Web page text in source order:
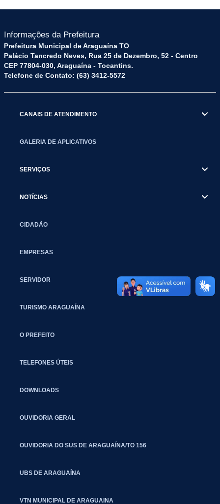
Informações da Prefeitura
Prefeitura Municipal de Araguaína TO
Palácio Tancredo Neves, Rua 25 de Dezembro, 52 - Centro
CEP 77804-030, Araguaína - Tocantins.
Telefone de Contato: (63) 3412-5572
CANAIS DE ATENDIMENTO
GALERIA DE APLICATIVOS
SERVIÇOS
NOTÍCIAS
CIDADÃO
EMPRESAS
SERVIDOR
TURISMO ARAGUAÍNA
O PREFEITO
TELEFONES ÚTEIS
DOWNLOADS
OUVIDORIA GERAL
OUVIDORIA DO SUS DE ARAGUAÍNA/TO 156
UBS DE ARAGUAÍNA
VTN MUNICIPAL DE ARAGUAINA